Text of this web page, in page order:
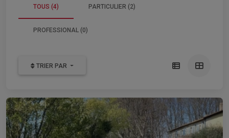
TOUS (4) PARTICULIER (2)
PROFESSIONAL (0)
TRIER PAR